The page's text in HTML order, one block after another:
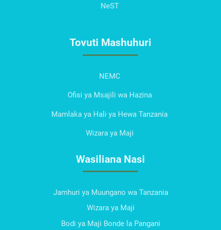
NeST
Tovuti Mashuhuri
NEMC
Ofisi ya Msajili wa Hazina
Mamlaka ya Hali ya Hewa Tanzania
Wizara ya Maji
Wasiliana Nasi
Jamhuri ya Muungano wa Tanzania
Wizara ya Maji
Bodi ya Maji Bonde la Pangani